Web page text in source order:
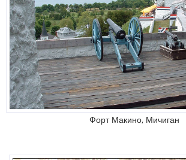
Форт Макино, Мичиган